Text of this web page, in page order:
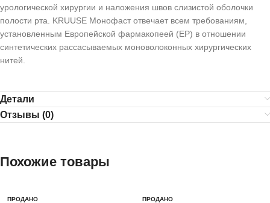
урологической хирургии и наложения швов слизистой оболочки
полости рта. KRUUSE Монофаст отвечает всем требованиям,
установленным Европейской фармакопеей (EP) в отношении
синтетических рассасываемых моноволоконных хирургических
нитей.
Детали
Отзывы (0)
Похожие товары
ПРОДАНО ПРОДАНО